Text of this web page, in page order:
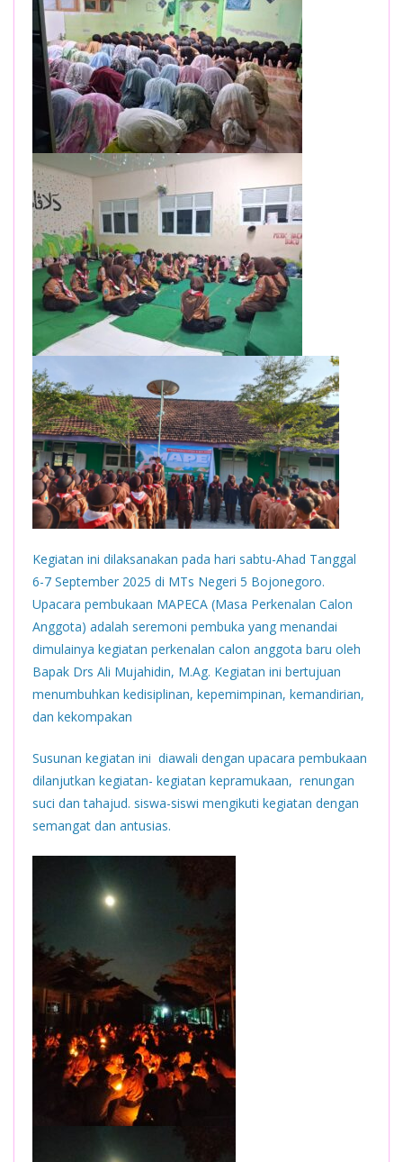
Kegiatan ini dilaksanakan pada hari sabtu-Ahad Tanggal
6-7 September 2025 di MTs Negeri 5 Bojonegoro.
Upacara pembukaan MAPECA (Masa Perkenalan Calon
Anggota) adalah seremoni pembuka yang menandai
dimulainya kegiatan perkenalan calon anggota baru oleh
Bapak Drs Ali Mujahidin, M.Ag. Kegiatan ini bertujuan
menumbuhkan kedisiplinan, kepemimpinan, kemandirian,
dan kekompakan
Susunan kegiatan ini diawali dengan upacara pembukaan
dilanjutkan kegiatan- kegiatan kepramukaan, renungan
suci dan tahajud. siswa-siswi mengikuti kegiatan dengan
semangat dan antusias.